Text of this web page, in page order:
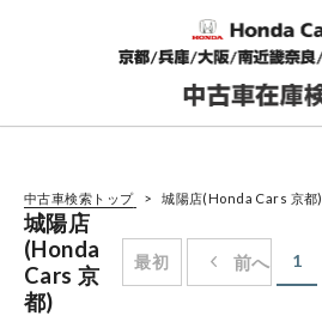
中古車検索トップ 城陽店(Honda Cars 京都)
城陽店
(Honda
Cars 京
都)
最初 前へ 1